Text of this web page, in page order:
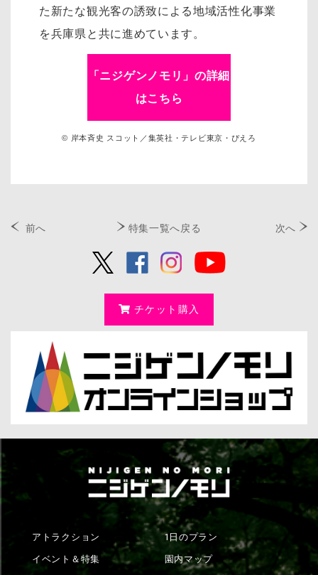
た新たな観光客の誘致による地域活性化事業
を兵庫県と共に進めています。
「ニジゲンノモリ」の詳細
はこちら
© 岸本斉史 スコット／集英社・テレビ東京・ぴえろ
前へ 特集一覧へ戻る 次へ
チケット購入
アトラクション
イベント＆特集
1日のプラン
園内マップ